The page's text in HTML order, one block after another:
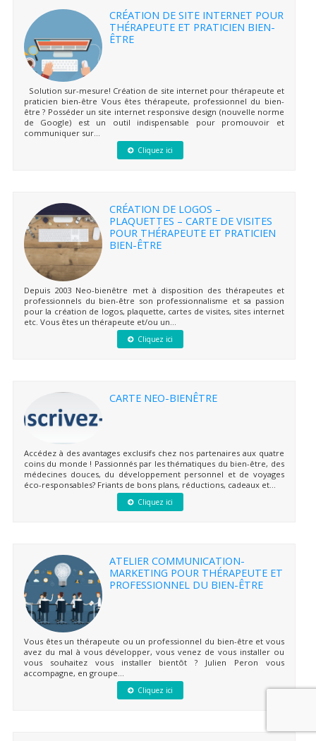
CRÉATION DE SITE INTERNET POUR
THÉRAPEUTE ET PRATICIEN BIEN-
ÊTRE
Solution sur-mesure! Création de site internet pour thérapeute et
praticien bien-être Vous êtes thérapeute, professionnel du bien-
être ? Posséder un site internet responsive design (nouvelle norme
de Google) est un outil indispensable pour promouvoir et
communiquer sur...
Cliquez ici
CRÉATION DE LOGOS –
PLAQUETTES – CARTE DE VISITES
POUR THÉRAPEUTE ET PRATICIEN
BIEN-ÊTRE
Depuis 2003 Neo-bienêtre met à disposition des thérapeutes et
professionnels du bien-être son professionnalisme et sa passion
pour la création de logos, plaquette, cartes de visites, sites internet
etc. Vous êtes un thérapeute et/ou un...
Cliquez ici
CARTE NEO-BIENÊTRE
Accédez à des avantages exclusifs chez nos partenaires aux quatre
coins du monde ! Passionnés par les thématiques du bien-être, des
médecines douces, du développement personnel et de voyages
éco-responsables? Friants de bons plans, réductions, cadeaux et...
Cliquez ici
ATELIER COMMUNICATION-
MARKETING POUR THÉRAPEUTE ET
PROFESSIONNEL DU BIEN-ÊTRE
Vous êtes un thérapeute ou un professionnel du bien-être et vous
avez du mal à vous développer, vous venez de vous installer ou
vous souhaitez vous installer bientôt ? Julien Peron vous
accompagne, en groupe...
Cliquez ici